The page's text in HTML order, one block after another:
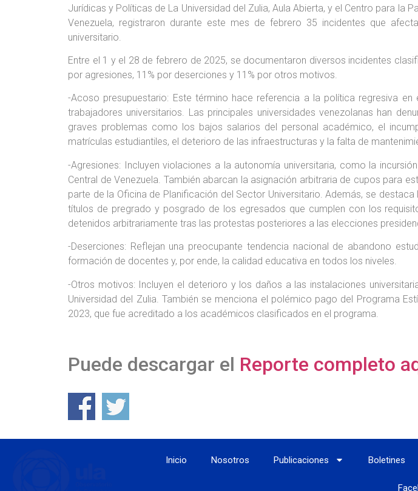
Jurídicas y Políticas de La Universidad del Zulia, Aula Abierta, y el Centro para la
Venezuela, registraron durante este mes de febrero 35 incidentes que
universitario.
Entre el 1 y el 28 de febrero de 2025, se documentaron diversos incidentes
por agresiones, 11% por deserciones y 11% por otros motivos.
-Acoso presupuestario: Este término hace referencia a la política regresiva
trabajadores universitarios. Las principales universidades venezolanas han
graves problemas como los bajos salarios del personal académico, el
matrículas estudiantiles, el deterioro de las infraestructuras y la falta de
-Agresiones: Incluyen violaciones a la autonomía universitaria, como la
Central de Venezuela. También abarcan la asignación arbitraria de cupos para
parte de la Oficina de Planificación del Sector Universitario. Además, se
títulos de pregrado y posgrado de los egresados que cumplen con los
detenidos arbitrariamente tras las protestas posteriores a las elecciones
-Deserciones: Reflejan una preocupante tendencia nacional de abandono
formación de docentes y, por ende, la calidad educativa en todos los niveles.
-Otros motivos: Incluyen el deterioro y los daños a las instalaciones
Universidad del Zulia. También se menciona el polémico pago del Programa
2023, que fue acreditado a los académicos clasificados en el programa.
Puede descargar el Reporte completo
Inicio Nosotros Publicaciones Boletines